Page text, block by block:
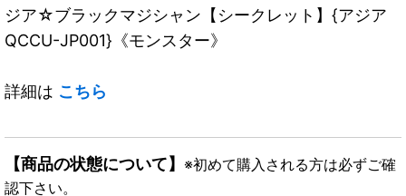
ジア☆ブラックマジシャン【シークレット】{アジア
QCCU-JP001}《モンスター》
詳細は こちら
【商品の状態について】 ※初めて購入される方は必ずご確
認下さい。